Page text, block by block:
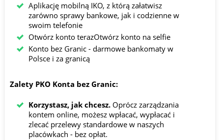
Aplikację mobilną IKO, z którą załatwisz
zarówno sprawy bankowe, jak i codzienne w
swoim telefonie
Otwórz konto terazOtwórz konto na selfie
Konto bez Granic - darmowe bankomaty w
Polsce i za granicą
Zalety PKO Konta bez Granic:
Korzystasz, jak chcesz. Oprócz zarządzania
kontem online, możesz wpłacać, wypłacać i
zlecać przelewy standardowe w naszych
placówkach - bez opłat.